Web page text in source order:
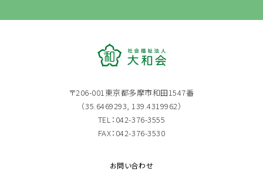
〒206-001東京都多摩市和田1547番
（35.6469293, 139.4319962）
TEL：042-376-3555
FAX：042-376-3530
お問い合わせ